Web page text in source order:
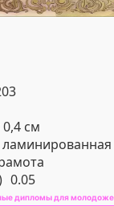
0,4 см
0.05
дипломы для